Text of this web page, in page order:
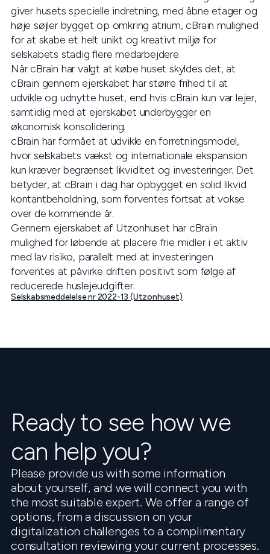
giver husets specielle indretning, med åbne etager og
høje søjler bygget op omkring atrium, cBrain mulighed
for at skabe et helt unikt og kreativt miljø for
selskabets stadig flere medarbejdere.
Når cBrain har valgt at købe huset skyldes det, at
cBrain gennem ejerskabet har større frihed til at
udvikle og udnytte huset, end hvis cBrain kun var lejer,
samtidig med at ejerskabet underbygger en
økonomisk konsolidering.
cBrain har formået at udvikle en forretningsmodel,
hvor selskabets vækst og internationale ekspansion
kun kræver begrænset likviditet og investeringer. Det
betyder, at cBrain i dag har opbygget en solid likvid
kontantbeholdning, som forventes fortsat at vokse
over de kommende år.
Gennem ejerskabet af Utzonhuset har cBrain
mulighed for løbende at placere frie midler i et aktiv
med lav risiko, parallelt med at investeringen
forventes at påvirke driften positivt som følge af
reducerede huslejeudgifter.
Selskabsmeddelelse nr 2022-13 (Utzonhuset)
Ready to see how we
can help you?
Please provide us with some information
about yourself, and we will connect you with
the most suitable expert. We offer a range of
options, from a discussion on your
digitalization challenges to a complimentary
consultation reviewing your current processes.